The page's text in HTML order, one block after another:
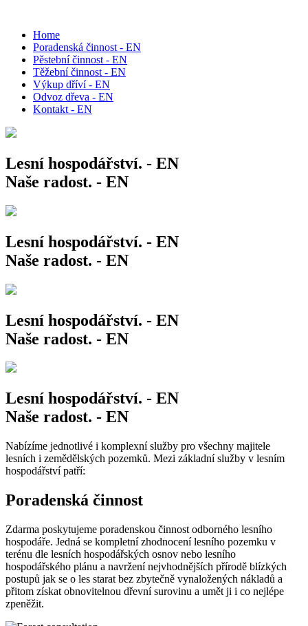
Home
Poradenská činnost - EN
Pěstební činnost - EN
Těžební činnost - EN
Výkup dříví - EN
Odvoz dřeva - EN
Kontakt - EN
Lesní hospodářství. - EN
Naše radost. - EN
Lesní hospodářství. - EN
Naše radost. - EN
Lesní hospodářství. - EN
Naše radost. - EN
Lesní hospodářství. - EN
Naše radost. - EN
Nabízíme jednotlivé i komplexní služby pro všechny majitele
lesních i zemědělských pozemků. Mezi základní služby v lesním
hospodářství patří:
Poradenská činnost
Zdarma poskytujeme poradenskou činnost odborného lesního
hospodáře. Jedná se kompletní zhodnocení lesního pozemku v
terénu dle lesních hospodářských osnov nebo lesního
hospodářského plánu a navržení nejvhodnějších přírodě blízkých
postupů jak se o les starat bez zbytečně vynaložených nákladů a
přitom získat obnovitelnou dřevní surovinu a umět ji i co nejlépe
zpeněžit.